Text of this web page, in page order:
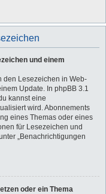
und einem
den Lesezeichen in Web-
Update. In phpBB 3.1
kannst eine
wird. Abonnements
eines Themas oder eines
für Lesezeichen und
„Benachrichtigungen
oder ein Thema